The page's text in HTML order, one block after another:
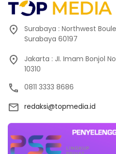
Surabaya : Northwest
Surabaya 60197
Jakarta : JI. Imam Bonjol
10310
0811 3333 8686
redaksi@topmedia.id